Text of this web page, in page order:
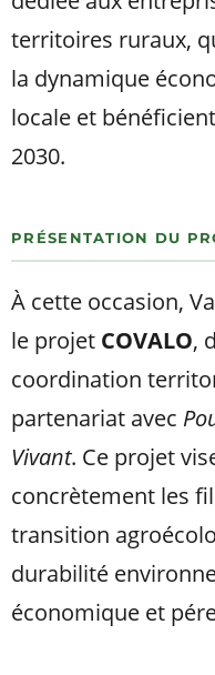
territoires ruraux,
la dynamique
locale et
2030.
PRÉSENTATION DU
À cette occasion,
le projet COVALO,
coordination
partenariat avec
Vivant. Ce projet
concrètement les
transition
durabilité
économique et